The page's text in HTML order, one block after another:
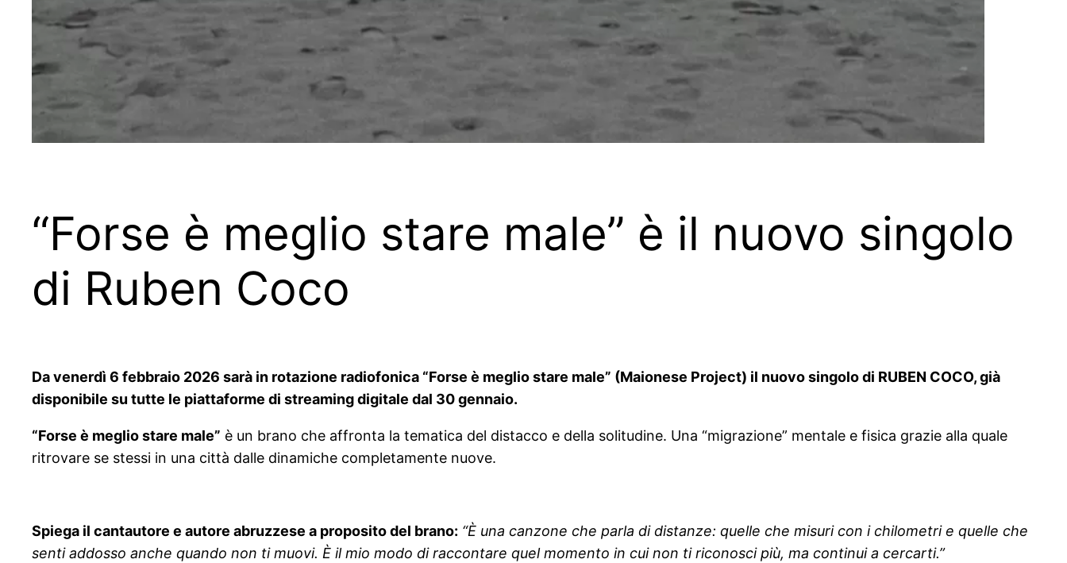
“Forse è meglio stare male” è il nuovo singolo
di Ruben Coco
Da venerdì 6 febbraio 2026 sarà in rotazione radiofonica “Forse è meglio stare male” (Maionese Project) il nuovo singolo di RUBEN COCO, già
disponibile su tutte le piattaforme di streaming digitale dal 30 gennaio.
“Forse è meglio stare male” è un brano che affronta la tematica del distacco e della solitudine. Una “migrazione” mentale e fisica grazie alla quale
ritrovare se stessi in una città dalle dinamiche completamente nuove.
Spiega il cantautore e autore abruzzese a proposito del brano: “È una canzone che parla di distanze: quelle che misuri con i chilometri e quelle che
senti addosso anche quando non ti muovi. È il mio modo di raccontare quel momento in cui non ti riconosci più, ma continui a cercarti.”